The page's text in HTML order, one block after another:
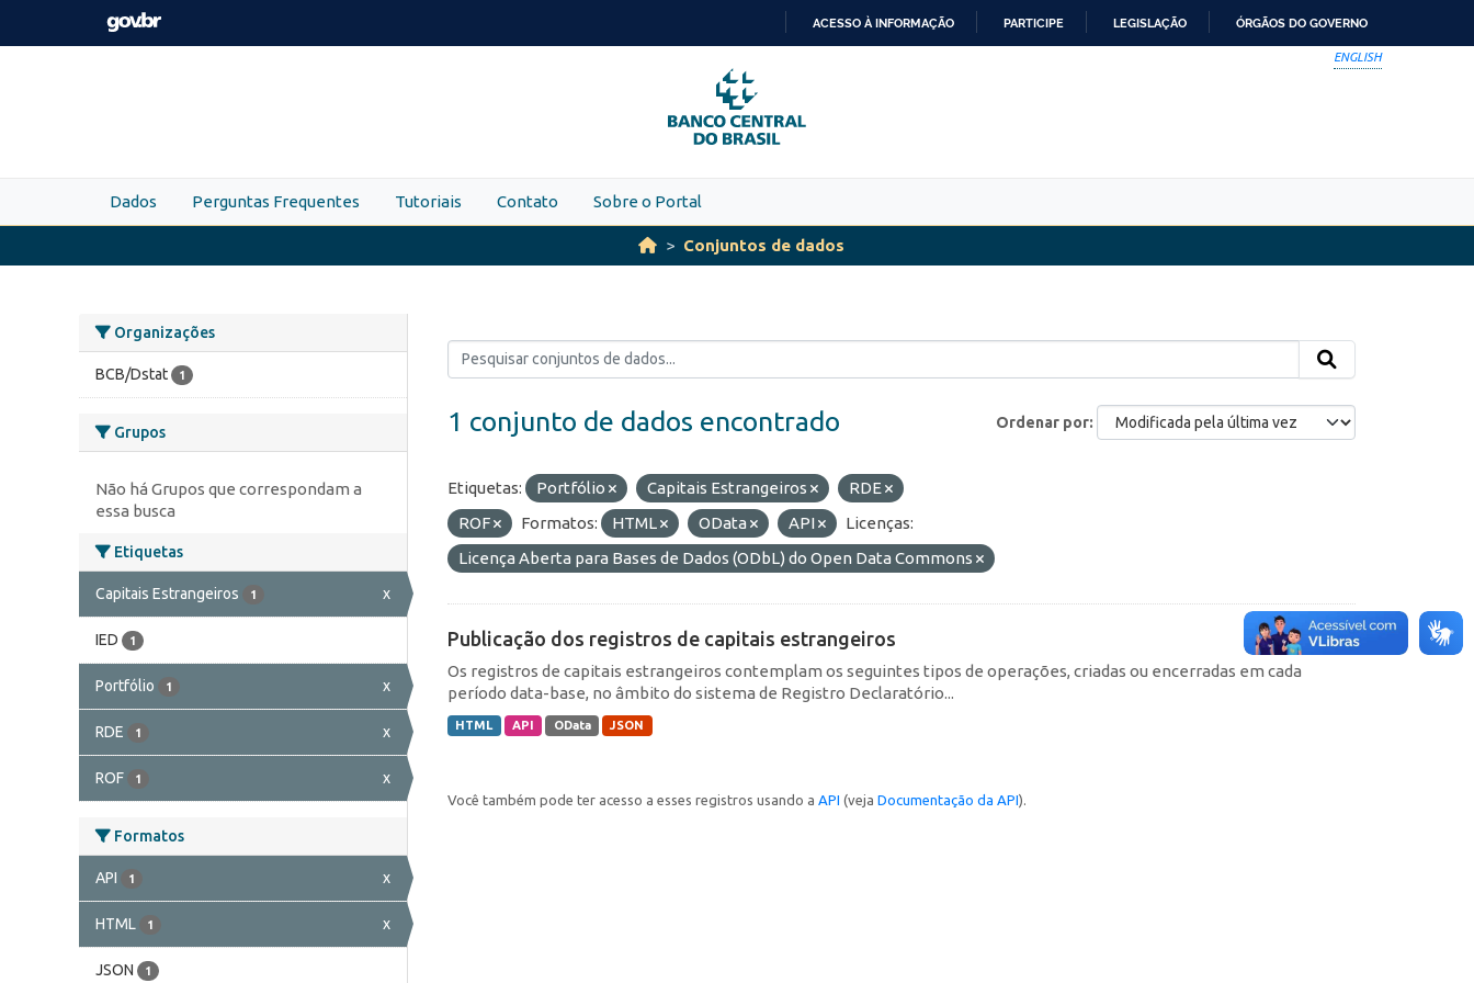
Skip to main content
PARA
O
CONTEÚDO
ACESSO À INFORMAÇÃO PARTICIPE LEGISLAÇÃO ÓRGÃOS DO GOVERNO
ENGLISH
Dados Perguntas Frequentes Tutoriais Contato Sobre o Portal
Conjuntos de dados
Organizações
BCB/Dstat 1
Grupos
Não há Grupos que correspondam a
essa busca
Etiquetas
Capitais Estrangeiros 1 x
IED 1
Portfólio 1 x
RDE 1 x
ROF 1 x
Formatos
API 1 x
HTML 1 x
JSON 1
Ordenar por
1 conjunto de dados encontrado
Etiquetas: Portfólio Capitais Estrangeiros
RDE
ROF
Formatos: HTML OData API
Licenças:
Licença Aberta para Bases de Dados (ODbL) do Open Data Commons
Publicação dos registros de capitais estrangeiros
Os registros de capitais estrangeiros contemplam os seguintes tipos de operações, criadas ou encerradas em cada
período data-base, no âmbito do sistema de Registro Declaratório...
HTML API OData JSON
Você também pode ter acesso a esses registros usando a API (veja Documentação da API).